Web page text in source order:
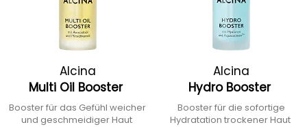
Alcina
Multi Oil Booster
Booster für das Gefühl weicher
und geschmeidiger Haut
Alcina
Hydro Booster
Booster für die sofortige
Hydratation trockener Haut